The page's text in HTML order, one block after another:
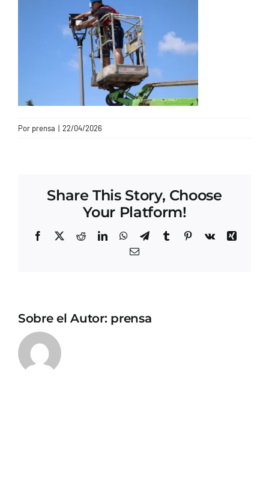
Por prensa | 22/04/2026
Share This Story, Choose
Your Platform!
Facebook
X RedditLinkedInWhatsApp
TelegramTumblrPinterest
Vk
Xing
Correo
Sobre el Autor: prensa